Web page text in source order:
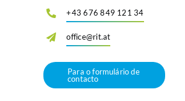
+43 676 849 121 34
office@rit.at
Para o formulário de
contacto